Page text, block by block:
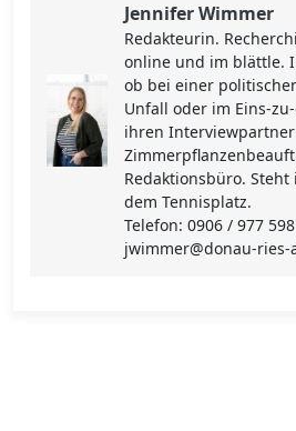
Jennifer Wimmer
Redakteurin.
online und im blättle.
ob bei einer
Unfall oder im Eins-
ihren
Redaktionsbüro.
dem Tennisplatz.
Telefon: 0906 / 977
jwimmer@donau-